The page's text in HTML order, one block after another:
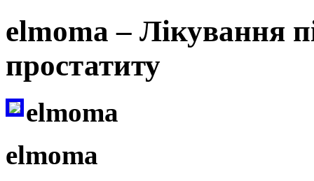
elmoma – Лікування
простатиту
elmoma
elmoma